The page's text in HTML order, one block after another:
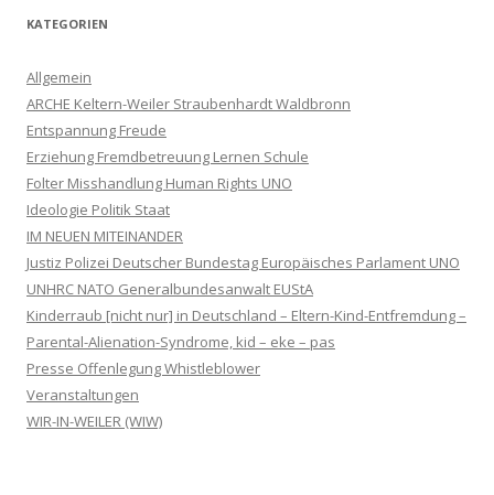
KATEGORIEN
Allgemein
ARCHE Keltern-Weiler Straubenhardt Waldbronn
Entspannung Freude
Erziehung Fremdbetreuung Lernen Schule
Folter Misshandlung Human Rights UNO
Ideologie Politik Staat
IM NEUEN MITEINANDER
Justiz Polizei Deutscher Bundestag Europäisches Parlament UNO
UNHRC NATO Generalbundesanwalt EUStA
Kinderraub [nicht nur] in Deutschland – Eltern-Kind-Entfremdung –
Parental-Alienation-Syndrome, kid – eke – pas
Presse Offenlegung Whistleblower
Veranstaltungen
WIR-IN-WEILER (WIW)